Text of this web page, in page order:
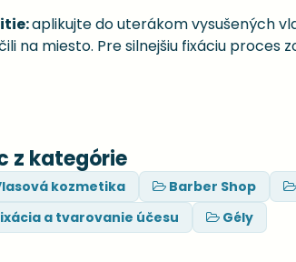
aplikujte do uterákom vysušených
na miesto. Pre silnejšiu fixáciu proces
z kategórie
kozmetika Barber Shop
a tvarovanie účesu
Gély